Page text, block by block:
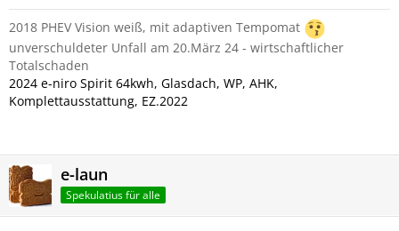
2018 PHEV Vision weiß, mit adaptiven Tempomat
unverschuldeter Unfall am 20.März 24 - wirtschaftlicher
Totalschaden
2024 e-niro Spirit 64kwh, Glasdach, WP, AHK,
Komplettausstattung, EZ.2022
e-laun
Spekulatius für alle